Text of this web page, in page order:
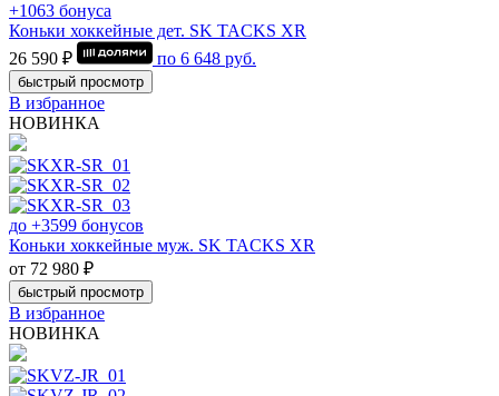
+1063 бонуса
Коньки хоккейные дет. SK TACKS XR
26 590 ₽
по 6 648 руб.
быстрый просмотр
В избранное
НОВИНКА
до +3599 бонусов
Коньки хоккейные муж. SK TACKS XR
от 72 980 ₽
быстрый просмотр
В избранное
НОВИНКА